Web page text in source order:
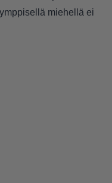
miehellä ei